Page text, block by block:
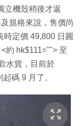
立機殼稍後才返
規格來說，售價尚
定價 49,800 日圓
約 hk$111=""> 至
水貨，目前於
碼 9 月了。